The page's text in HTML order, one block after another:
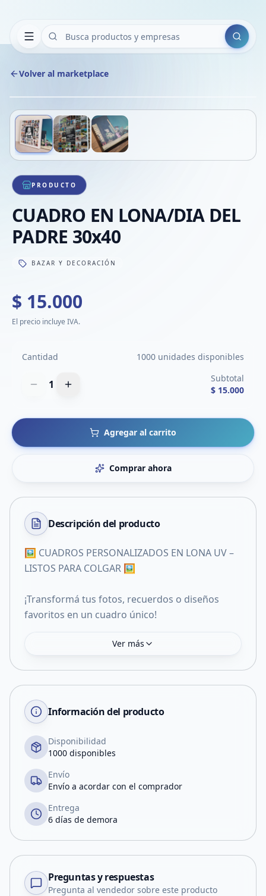
Buscar
Volver al marketplace
1/3
PRODUCTO
CUADRO EN LONA/DIA DEL
PADRE 30x40
BAZAR Y DECORACIÓN
$ 15.000
El precio incluye IVA.
Cantidad 1000 unidades disponibles
1
Subtotal
$ 15.000
Agregar al carrito
Comprar ahora
Descripción del producto
🖼️ CUADROS PERSONALIZADOS EN LONA UV –
LISTOS PARA COLGAR 🖼️
¡Transformá tus fotos, recuerdos o diseños
favoritos en un cuadro único!
Ver más
Información del producto
Disponibilidad
1000 disponibles
Envío
Envío a acordar con el comprador
Entrega
6 días de demora
Preguntas y respuestas
Pregunta al vendedor sobre este producto